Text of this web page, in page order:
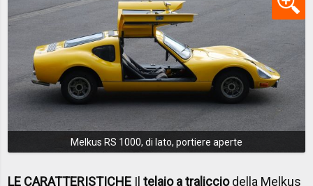
Melkus RS 1000, di lato, portiere aperte
LE CARATTERISTICHE Iltelaio a tralicciodella Melkus